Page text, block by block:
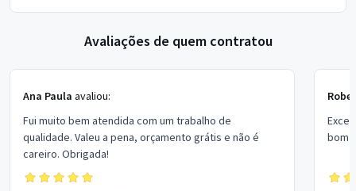
Avaliações de quem contratou
Ana Paula avaliou:
Fui muito bem atendida com um trabalho de
qualidade. Valeu a pena, orçamento grátis e não é
careiro. Obrigada!
bom